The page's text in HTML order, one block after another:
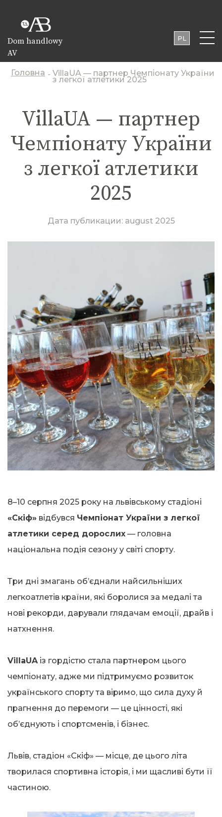
Dom handlowy
AV
PL
Головна - VillaUA — партнер Чемпіонату України
з легкої атлетики 2025
VillaUA — партнер
Чемпіонату України
з легкої атлетики
2025
Дата публикации: august 2025
8–10 серпня 2025 року на львівському стадіоні
«Скіф» відбувся Чемпіонат України з легкої
атлетики серед дорослих — головна
національна подія сезону у світі спорту.
Три дні змагань об’єднали найсильніших
легкоатлетів країни, які боролися за медалі та
нові рекорди, дарували глядачам емоції, драйв і
натхнення.
VillaUAіз гордістю стала партнером цього
чемпіонату, адже ми підтримуємо розвиток
українського спорту та віримо, що сила духу й
прагнення до перемоги — це цінності, які
об’єднують і спортсменів, і бізнес.
Львів, стадіон «Скіф» — місце, де цього літа
творилася спортивна історія, і ми щасливі бути її
частиною.